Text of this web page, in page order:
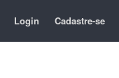
Login Cadastre-se